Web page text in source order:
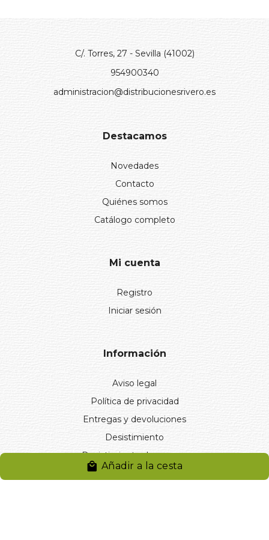
Añadir a la cesta
C/. Torres, 27 - Sevilla (41002)
954900340
administracion@distribucionesrivero.es
Destacamos
Novedades
Contacto
Quiénes somos
Catálogo completo
Mi cuenta
Registro
Iniciar sesión
Información
Aviso legal
Política de privacidad
Entregas y devoluciones
Desistimiento
Desistimiento de compra